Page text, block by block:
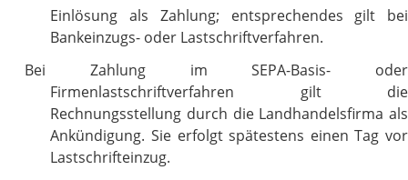
Einlösung als Zahlung; entsprechendes gilt bei
Bankeinzugs- oder Lastschriftverfahren.
Bei Zahlung im SEPA-Basis- oder
Firmenlastschriftverfahren gilt die
Rechnungsstellung durch die Landhandelsfirma als
Ankündigung. Sie erfolgt spätestens einen Tag vor
Lastschrifteinzug.